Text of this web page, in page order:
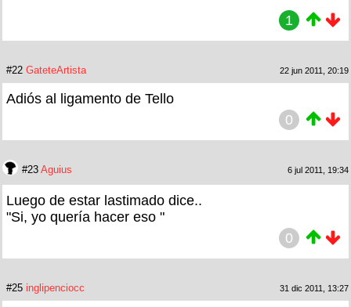
1
#22 GateteArtista 22 jun 2011, 20:19
Adiós al ligamento de Tello
0
#23 Aguius 6 jul 2011, 19:34
Luego de estar lastimado dice..
"Si, yo quería hacer eso "
0
#25 inglipenciocc 31 dic 2011, 13:27